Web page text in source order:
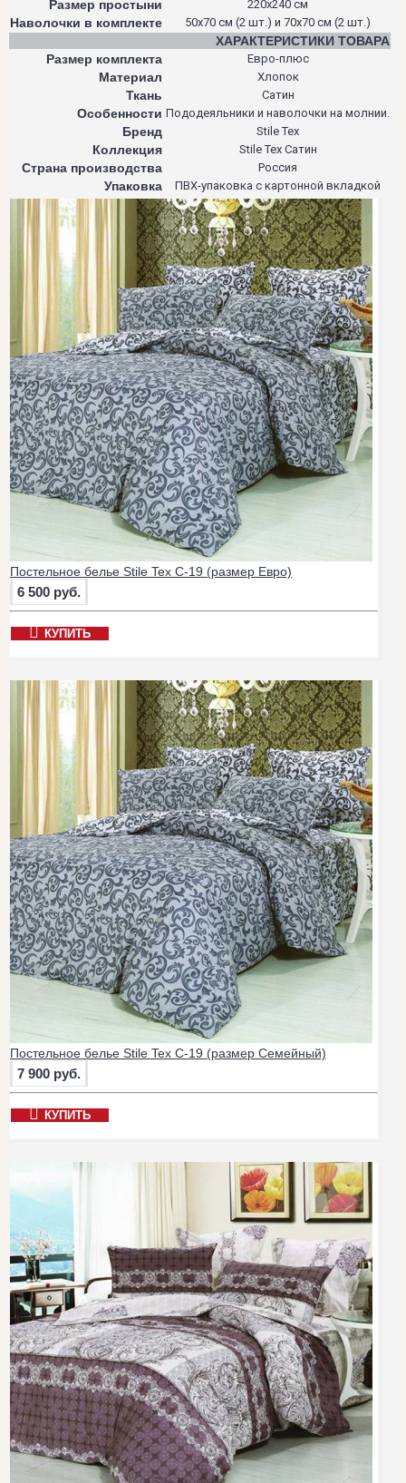
Размер простыни 220х240 см
Наволочки в комплекте 50х70 см (2 шт.) и 70х70 см (2 шт.)
ХАРАКТЕРИСТИКИ ТОВАРА
Размер комплекта
Евро-плюс
Материал Хлопок
Ткань Сатин
Особенности Пододеяльники и наволочки на молнии.
Бренд Stile Tex
Коллекция Stile Tex Сатин
Страна производства Россия
Упаковка ПВХ-упаковка с картонной вкладкой
Постельное белье Stile Tex C-19 (размер Евро)
6 500 руб.
КУПИТЬ
Постельное белье Stile Tex C-19 (размер Семейный)
7 900 руб.
КУПИТЬ